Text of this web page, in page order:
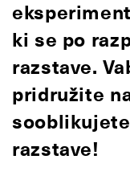
ki se po
razstave.
pridružite
razstave!